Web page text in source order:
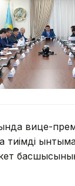
вице-
тиімді